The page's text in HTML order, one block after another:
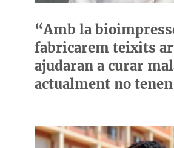
“Amb la
fabricarem teixits
ajudaran a curar
actualment no